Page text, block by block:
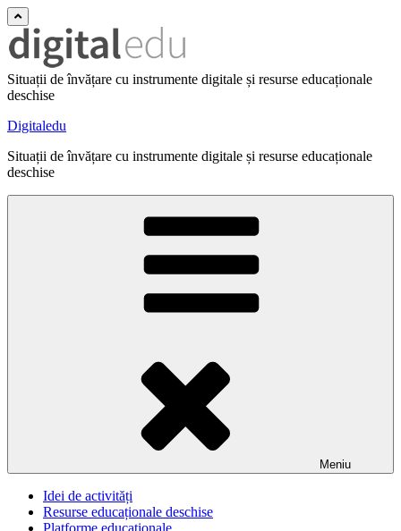
Situații de învățare cu instrumente digitale și resurse educaționale
deschise
Digitaledu
Situații de învățare cu instrumente digitale și resurse educaționale
deschise
Meniu
Idei de activități
Resurse educaționale deschise
Platforme educaționale